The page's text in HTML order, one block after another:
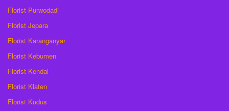
Florist Purwodadi
Florist Jepara
Florist Karanganyar
Florist Kebumen
Florist Kendal
Florist Klaten
Florist Kudus